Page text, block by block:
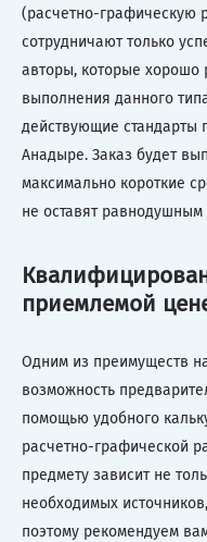
(расчетно-графическую
сотрудничают только
авторы, которые хорошо
выполнения данного
действующие
Анадыре. Заказ будет
максимально короткие
не оставят равнодушным
приемлемой
Одним из преимуществ
возможность
помощью удобного
расчетно-графической
предмету зависит не
необходимых
поэтому рекомендуем